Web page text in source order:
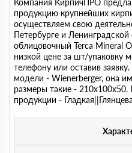
Компания КирпичПРО
продукцию крупнейших
осуществляем свою
Петербурге и
облицовочный Terca Mineral
низкой цене за шт/упаковку
телефону или оставив
модели - Wienerberger, она
размеры такие - 210х100х50.
продукции -